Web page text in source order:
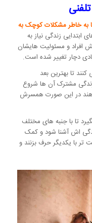
به خاطر مشکلات کوچک به
زندگی نیاز به
افراد و مسئولیت هایشان
دچار تغییر شده است.
تا بهترین بعد
مشترک آن ها شروع
در این صورت همسرش
تا با جنبه های مختلف
اش آشنا شود و کمک
با یکدیگر حرف بزنند و